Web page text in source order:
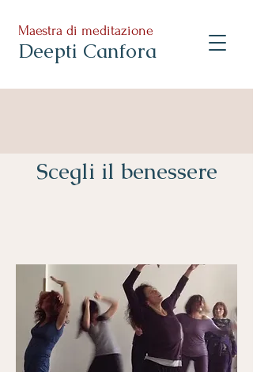
Maestra di meditazione
Deepti Canfora
Scegli il benessere